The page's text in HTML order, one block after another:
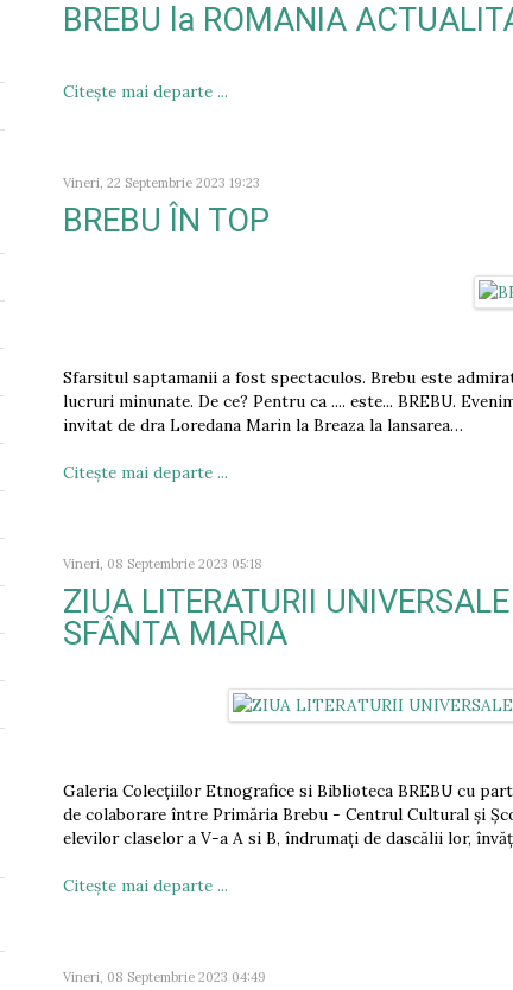
BREBU la ROMANIA
Citeşte mai departe ...
Vineri, 22 Septembrie 2023 19:23
BREBU ÎN TOP
Sfarsitul saptamanii a fost spectaculos. Brebu este
lucruri minunate. De ce? Pentru ca .... este... BREBU.
invitat de dra Loredana Marin la Breaza la lansarea…
Citeşte mai departe ...
Vineri, 08 Septembrie 2023 05:18
ZIUA LITERATURII
SFÂNTA MARIA
Galeria Colecțiilor Etnografice si Biblioteca BREBU cu
de colaborare între Primăria Brebu - Centrul Cultural și
elevilor claselor a V-a A si B, îndrumați de dascălii lor,
Citeşte mai departe ...
Vineri, 08 Septembrie 2023 04:49